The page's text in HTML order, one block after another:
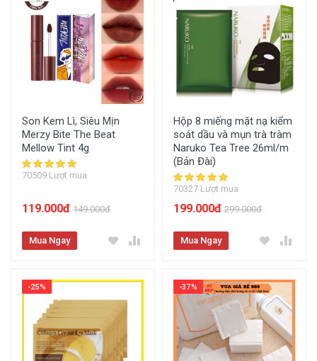
Son Kem Lì, Siêu Mịn
Merzy Bite The Beat
Mellow Tint 4g
70509 Lượt mua
119.000đ 149.000đ
Mua Ngay
Hộp 8 miếng mặt nạ kiểm
soát dầu và mụn trà tràm
Naruko Tea Tree 26ml/m
(Bản Đài)
70327 Lượt mua
199.000đ 299.000đ
Mua Ngay
-25% -37%